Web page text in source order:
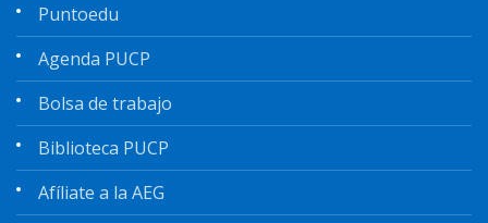
Puntoedu
Agenda PUCP
Bolsa de trabajo
Biblioteca PUCP
Afíliate a la AEG